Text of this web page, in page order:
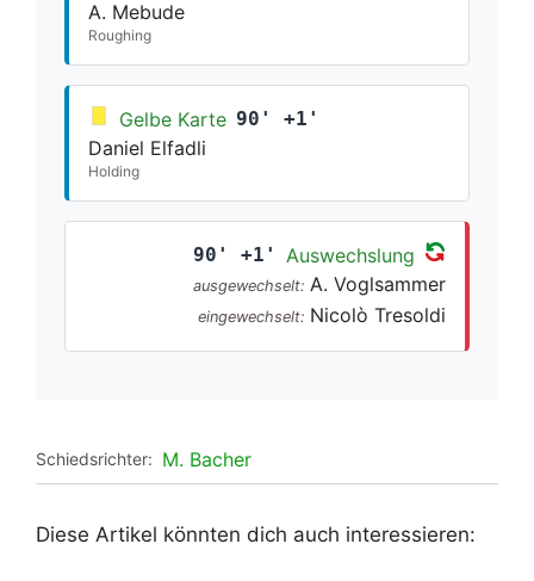
A. Mebude
Roughing
Gelbe Karte 90' +1'
Daniel Elfadli
Holding
90' +1' Auswechslung
ausgewechselt: A. Voglsammer
eingewechselt: Nicolò Tresoldi
Schiedsrichter: M. Bacher
Diese Artikel könnten dich auch interessieren: